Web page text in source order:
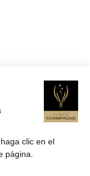
clic en el
página.